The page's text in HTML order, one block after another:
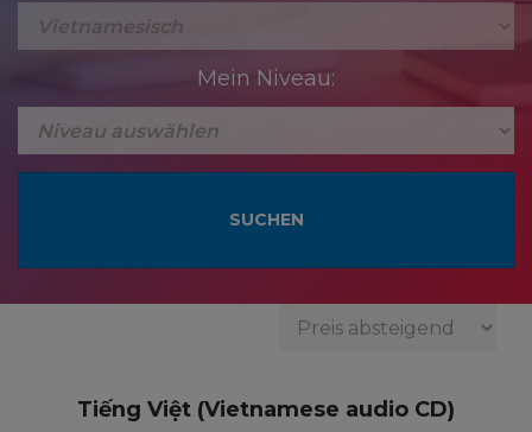
Mein Niveau:
Tiếng Việt (Vietnamese audio CD)